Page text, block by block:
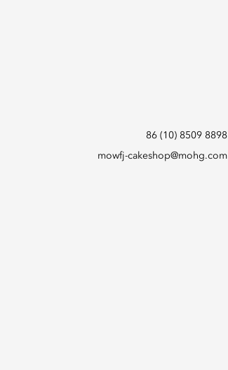
86 (10) 8509 8898
mowfj-cakeshop@mohg.com